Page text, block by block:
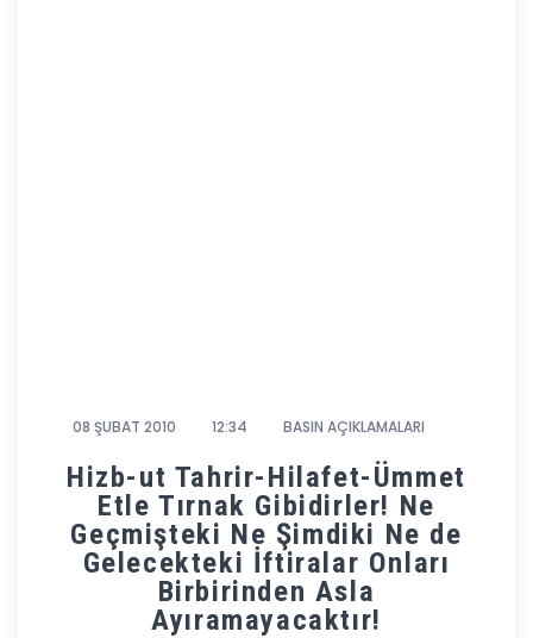
08 ŞUBAT 2010 12:34 BASIN AÇIKLAMALARI
Hizb-ut Tahrir-Hilafet-Ümmet
Etle Tırnak Gibidirler! Ne
Geçmişteki Ne Şimdiki Ne de
Gelecekteki İftiralar Onları
Birbirinden Asla
Ayıramayacaktır!